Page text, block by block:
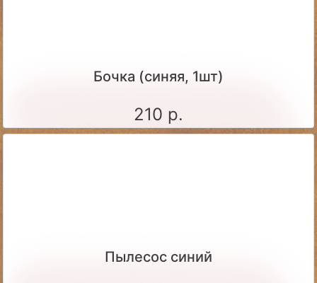
Бочка (синяя, 1шт)
210 р.
Пылесос синий